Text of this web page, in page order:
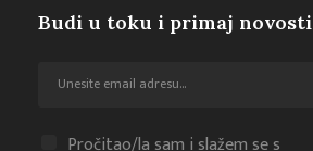
Budi u toku i primaj novosti